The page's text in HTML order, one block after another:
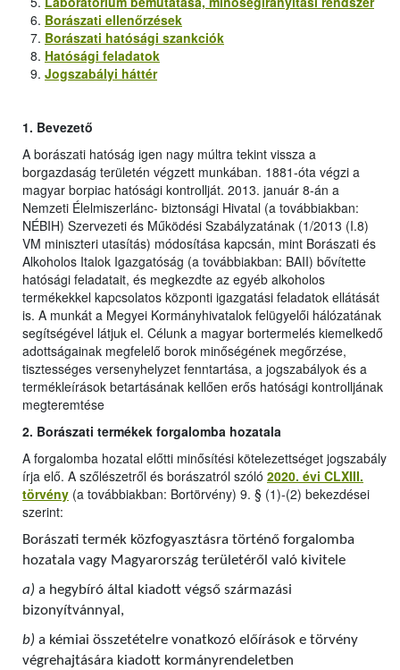
Borászati ellenőrzések
Borászati hatósági szankciók
Hatósági feladatok
Jogszabályi háttér
1. Bevezető
A borászati hatóság igen nagy múltra tekint vissza a
borgazdaság területén végzett munkában. 1881-óta végzi a
magyar borpiac hatósági kontrollját. 2013. január 8-án a
Nemzeti Élelmiszerlánc- biztonsági Hivatal (a továbbiakban:
NÉBIH) Szervezeti és Működési Szabályzatának (1/2013 (I.8)
VM miniszteri utasítás) módosítása kapcsán, mint Borászati és
Alkoholos Italok Igazgatóság (a továbbiakban: BAII) bővítette
hatósági feladatait, és megkezdte az egyéb alkoholos
termékekkel kapcsolatos központi igazgatási feladatok ellátását
is. A munkát a Megyei Kormányhivatalok felügyelői hálózatának
segítségével látjuk el. Célunk a magyar bortermelés kiemelkedő
adottságainak megfelelő borok minőségének megőrzése,
tisztességes versenyhelyzet fenntartása, a jogszabályok és a
termékleírások betartásának kellően erős hatósági kontrolljának
megteremtése
2. Borászati termékek forgalomba hozatala
A forgalomba hozatal előtti minősítési kötelezettséget jogszabály
írja elő. A szőlészetről és borászatról szóló 2020. évi CLXIII.
törvény (a továbbiakban: Bortörvény) 9. § (1)-(2) bekezdései
szerint:
Borászati termék közfogyasztásra történő forgalomba
hozatala vagy Magyarország területéről való kivitele
a) a hegybíró által kiadott végső származási
bizonyítvánnyal,
b) a kémiai összetételre vonatkozó előírások e törvény
végrehajtására kiadott kormányrendeletben